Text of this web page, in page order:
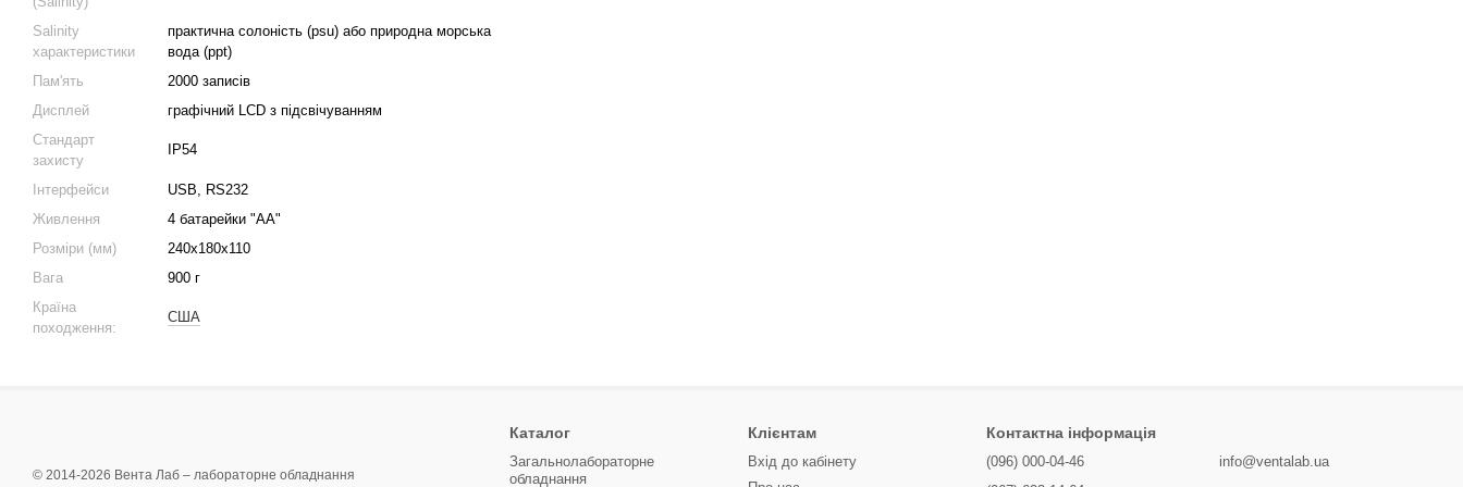
Salinity
характеристики
практична солоність (psu) або природна морська
вода (ppt)
Пам'ять
2000 записів
Дисплей
графічний LCD з підсвічуванням
Стандарт
захисту
IP54
Інтерфейси
USB, RS232
Живлення
4 батарейки "AA"
Розміри (мм)
240x180x110
Вага
900 г
Країна
походження:
США
© 2014-2026 Вента Лаб – лабораторне обладнання
Каталог
Загальнолабораторне
обладнання
Клієнтам
Вхід до кабінету
Контактна інформація
(096) 000-04-46
info@ventalab.ua